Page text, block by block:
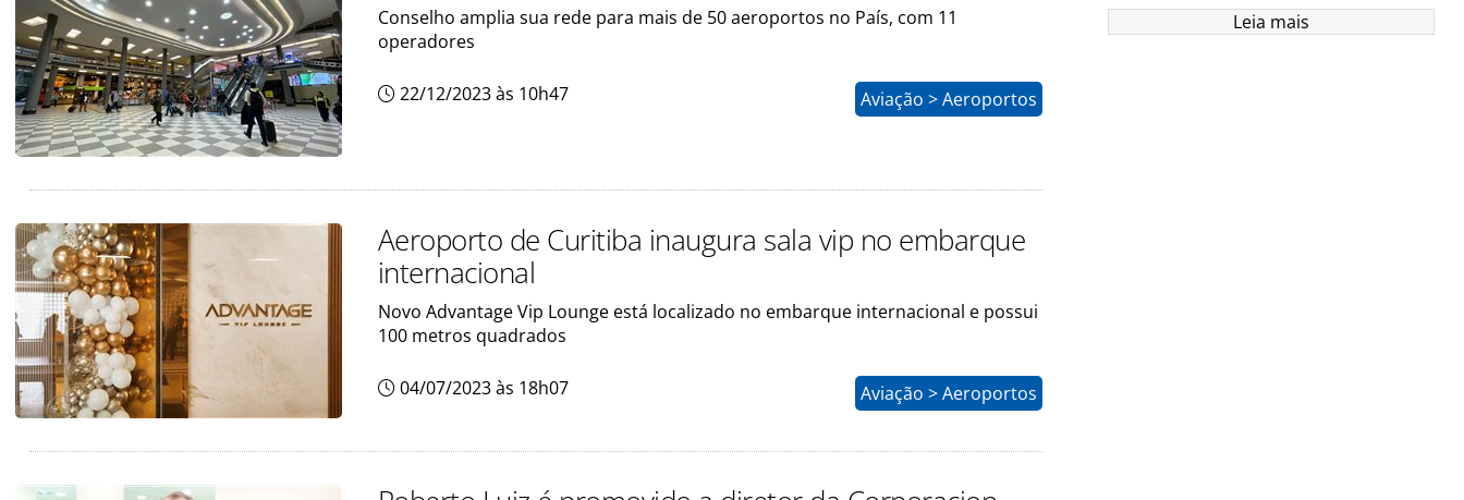
Conselho amplia sua rede para mais de 50 aeroportos no País, com 11
operadores
22/12/2023 às 10h47 Aviação > Aeroportos
Aeroporto de Curitiba inaugura sala vip no embarque
internacional
Novo Advantage Vip Lounge está localizado no embarque internacional e possui
100 metros quadrados
04/07/2023 às 18h07 Aviação > Aeroportos
Leia mais